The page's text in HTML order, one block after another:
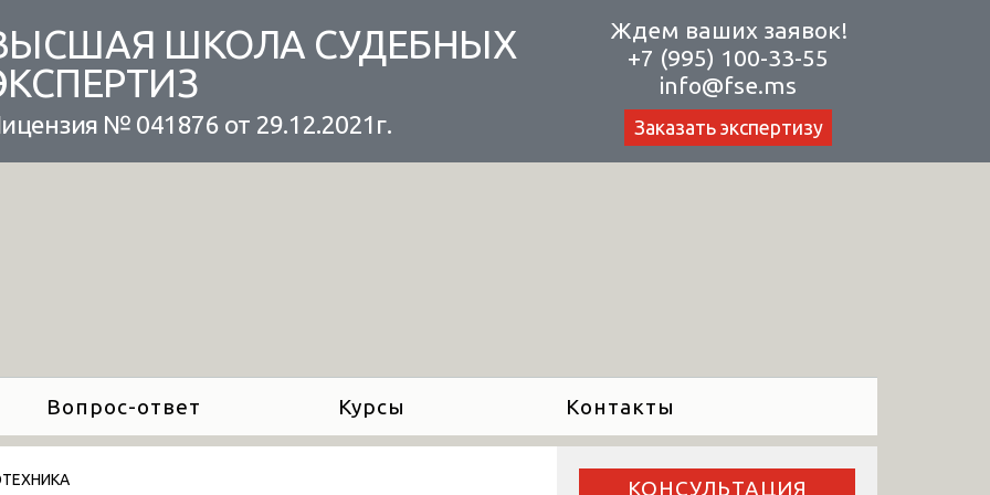
ШКОЛА СУДЕБНЫХ
№ 041876 от 29.12.2021г.
Ждем ваших заявок!
+7 (995) 100-33-55
info@fse.ms
Заказать экспертизу
Вопрос-ответ Курсы Контакты
КОНСУЛЬТАЦИЯ